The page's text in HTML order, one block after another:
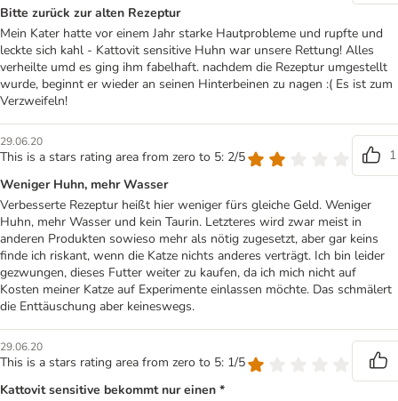
Bitte zurück zur alten Rezeptur
Mein Kater hatte vor einem Jahr starke Hautprobleme und rupfte und
leckte sich kahl - Kattovit sensitive Huhn war unsere Rettung! Alles
verheilte umd es ging ihm fabelhaft. nachdem die Rezeptur umgestellt
wurde, beginnt er wieder an seinen Hinterbeinen zu nagen :( Es ist zum
Verzweifeln!
29.06.20
This is a stars rating area from zero to 5: 2/5
1
Weniger Huhn, mehr Wasser
Verbesserte Rezeptur heißt hier weniger fürs gleiche Geld. Weniger
Huhn, mehr Wasser und kein Taurin. Letzteres wird zwar meist in
anderen Produkten sowieso mehr als nötig zugesetzt, aber gar keins
finde ich riskant, wenn die Katze nichts anderes verträgt. Ich bin leider
gezwungen, dieses Futter weiter zu kaufen, da ich mich nicht auf
Kosten meiner Katze auf Experimente einlassen möchte. Das schmälert
die Enttäuschung aber keineswegs.
29.06.20
This is a stars rating area from zero to 5: 1/5
Kattovit sensitive bekommt nur einen *